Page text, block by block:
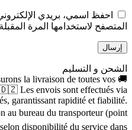
احفظ اسمي، بريدي
المتصفح لاستخدامها المرة
الشحن و التسليم
la livraison de toutes vos
Les envois sont effectués via
garantissant rapidité et fiabilité.
au bureau du transporteur (point
disponibilité du service dans